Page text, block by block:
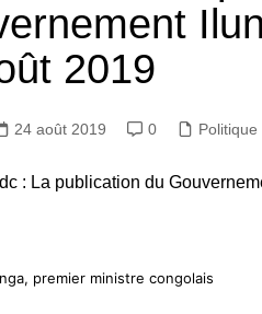
2019
24 août 2019 0 Politique
premier ministre congolais